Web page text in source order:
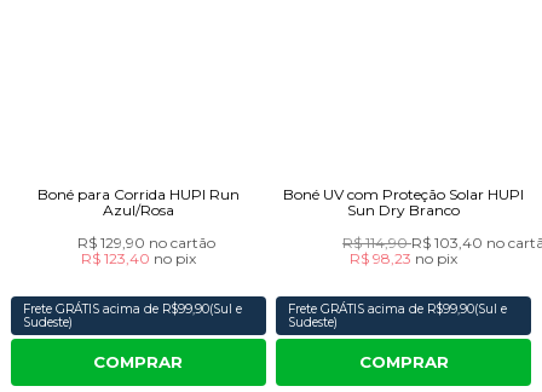
Boné para Corrida HUPI Run
Azul/Rosa
R$ 129,90 no cartão
R$ 123,40 no pix
Frete GRÁTIS acima de R$99,90(Sul e
Sudeste)
COMPRAR
Boné UV com Proteção Solar HUPI
Sun Dry Branco
R$ 114,90R$ 103,40 no
R$ 98,23 no pix
Frete GRÁTIS acima de R$99,90(Sul e
Sudeste)
COMPRAR